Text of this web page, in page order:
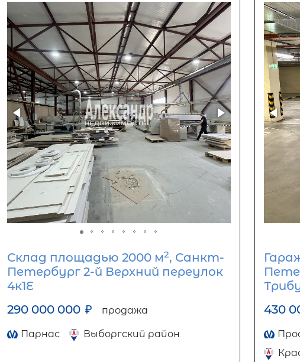
Склад площадью 2000 м2, Санкт-
Петербург 2-й Верхний переулок
4к1Е
290 000 000 ₽ продажа
Парнас Выборгский район
430